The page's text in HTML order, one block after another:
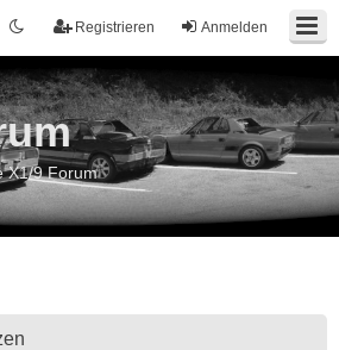
Anmelden
Registrieren
X1/9 Forum